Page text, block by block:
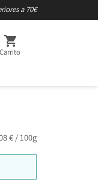
a 70€

Carrito
€ / 100g